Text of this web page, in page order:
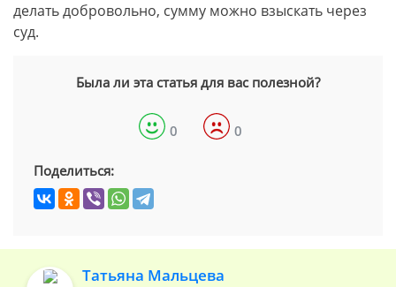
делать добровольно, сумму можно взыскать через
суд.
Была ли эта статья для вас полезной?
0 0
Поделиться:
Татьяна Мальцева